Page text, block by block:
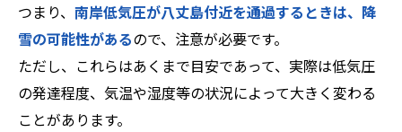
つまり、 南岸低気圧が八丈島付近を通過するときは、降
雪の可能性があるので、注意が必要です。
ただし、これらはあくまで目安であって、実際は低気圧
の発達程度、気温や湿度等の状況によって大きく変わる
ことがあります。